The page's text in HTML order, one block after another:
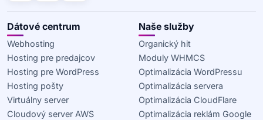
Dátové centrum
Webhosting
Hosting pre predajcov
Hosting pre WordPress
Hosting pošty
Virtuálny server
Cloudový server AWS
Naše služby
Organický hit
Moduly WHMCS
Optimalizácia WordPressu
Optimalizácia servera
Optimalizácia CloudFlare
Optimalizácia reklám Google